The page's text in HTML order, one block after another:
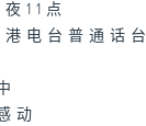
11点
电台普通话台
动